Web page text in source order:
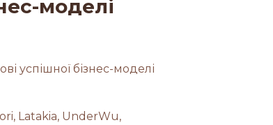
моделі
успішної бізнес-моделі
Latakia, UnderWu,